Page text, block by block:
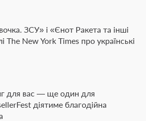
ЗСУ» і «Єнот Ракета та інші
The New York Times про українські
для вас — ще один для
діятиме благодійна